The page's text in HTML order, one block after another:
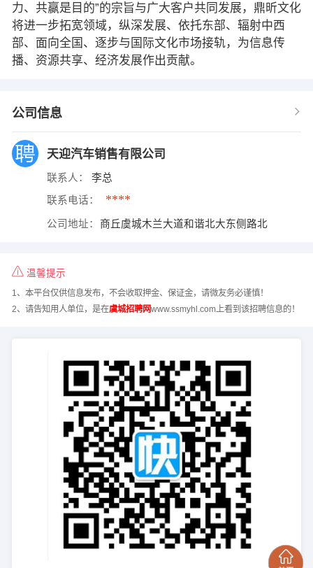
力、共赢是目的”的宗旨与广大客户共同发展，鼎昕文化
将进一步拓宽领域，纵深发展、依托东部、辐射中西
部、面向全国、逐步与国际文化市场接轨，为信息传
播、资源共享、经济发展作出贡献。
公司信息
天迎汽车销售有限公司
联系人： 李总
联系电话： ****
公司地址： 商丘虞城木兰大道和谐北大东侧路北
温馨提示
1、本平台仅供信息发布，不会收取押金、保证金，请微友务必谨慎！
2、请告知用人单位，是在虞城招聘网www.ssmyhl.com上看到该招聘信息的！